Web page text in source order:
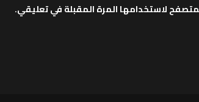
لاستخدامها المرة المقبلة في تعليقي.